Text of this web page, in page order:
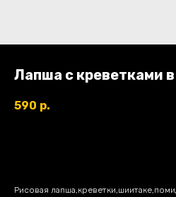
Лапша с креветками
590 р.
Рисовая